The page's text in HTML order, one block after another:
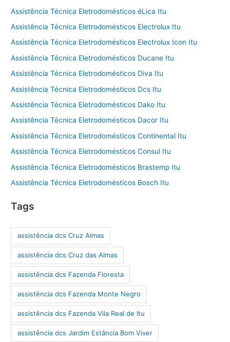
Assistência Técnica Eletrodomésticos éLica Itu
Assistência Técnica Eletrodomésticos Electrolux Itu
Assistência Técnica Eletrodomésticos Electrolux Icon Itu
Assistência Técnica Eletrodomésticos Ducane Itu
Assistência Técnica Eletrodomésticos Diva Itu
Assistência Técnica Eletrodomésticos Dcs Itu
Assistência Técnica Eletrodomésticos Dako Itu
Assistência Técnica Eletrodomésticos Dacor Itu
Assistência Técnica Eletrodomésticos Continental Itu
Assistência Técnica Eletrodomésticos Consul Itu
Assistência Técnica Eletrodomésticos Brastemp Itu
Assistência Técnica Eletrodomésticos Bosch Itu
Tags
assistência dcs Cruz Almas
assistência dcs Cruz das Almas
assistência dcs Fazenda Floresta
assistência dcs Fazenda Monte Negro
assistência dcs Fazenda Vila Real de Itu
assistência dcs Jardim Estância Bom Viver